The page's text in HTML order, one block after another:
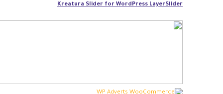
Kreatura Slider for WordPress LayerSlider